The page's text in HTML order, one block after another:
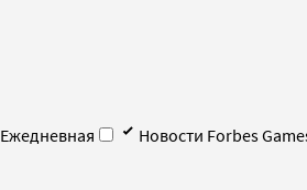
Ежедневная
Новости Forbes